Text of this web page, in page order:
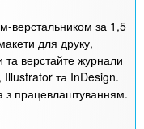
верстальником за 1,5
для друку,
та верстайте журнали
та InDesign.
працевлаштуванням.